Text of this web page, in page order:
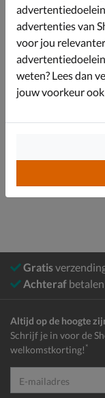
Afgewerkt met
gripvaste
stabiliteit.
Specificaties
Gratis
Achteraf betalen
Altijd op de hoogte
Schrijf je in voor de
welkomstkorting! *
advertenties van
voor jou
weten? Lees dan
jouw voorkeur